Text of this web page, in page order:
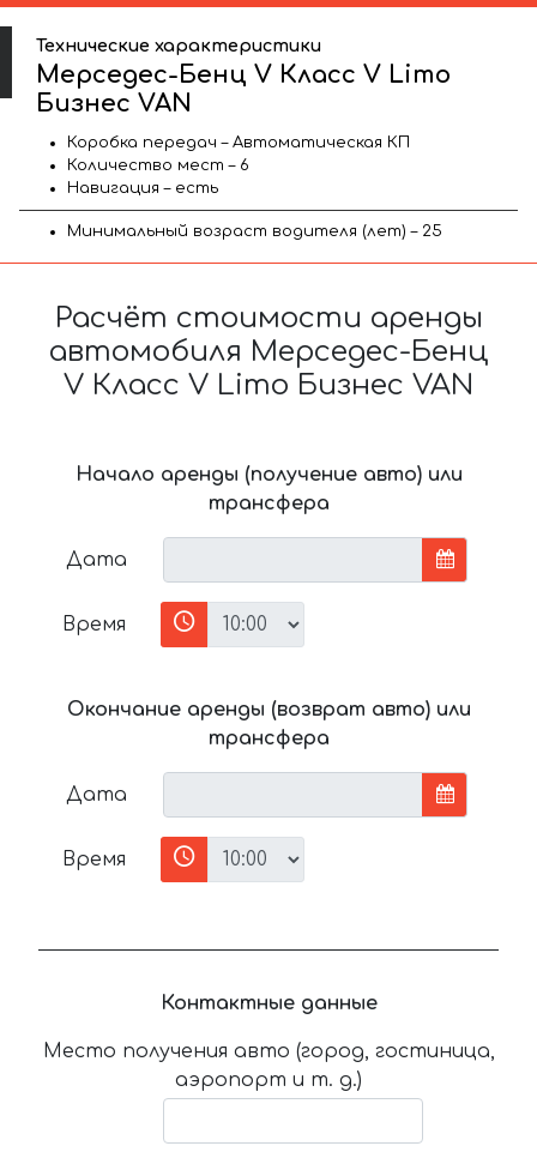
Технические характеристики
Мерседес-Бенц V Класс V Limo
Бизнес VAN
Коробка передач – Автоматическая КП
Количество мест – 6
Навигация – есть
Минимальный возраст водителя (лет) – 25
Расчёт стоимости аренды
автомобиля Мерседес-Бенц
V Класс V Limo Бизнес VAN
Начало аренды (получение авто) или
трансфера
Дата
Время
Окончание аренды (возврат авто) или
трансфера
Дата
Время
Контактные данные
Место получения авто (город, гостиница,
аэропорт и т. д.)